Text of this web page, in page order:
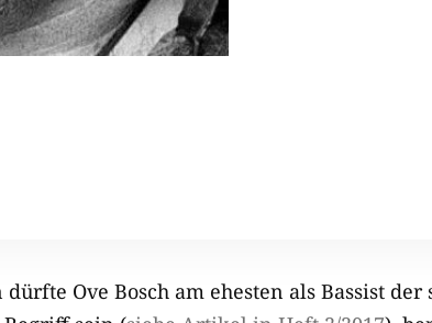
Ove Bosch am ehesten als Bassist der